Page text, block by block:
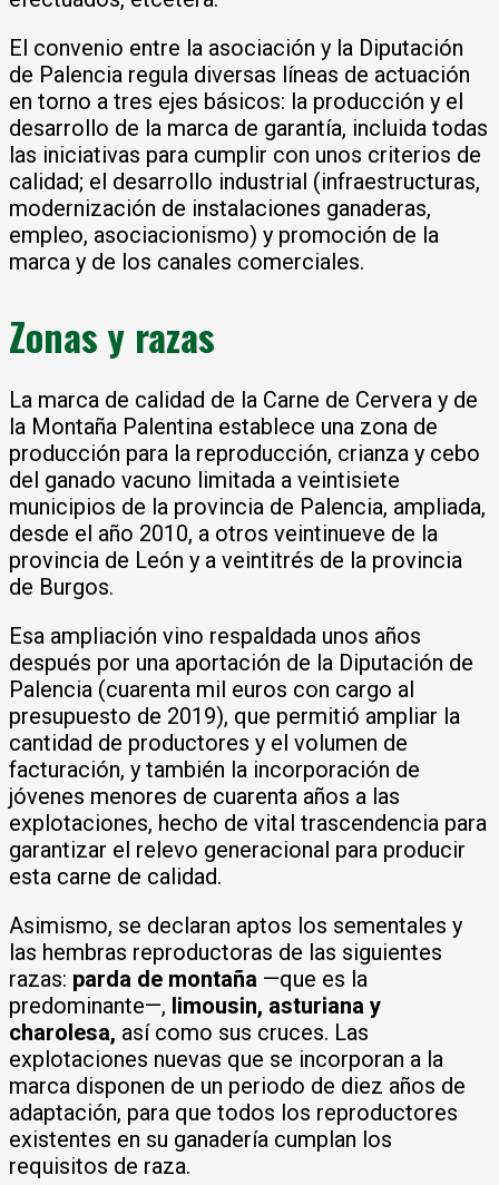
El convenio entre la asociación y la Diputación
de Palencia regula diversas líneas de actuación
en torno a tres ejes básicos: la producción y el
desarrollo de la marca de garantía, incluida todas
las iniciativas para cumplir con unos criterios de
calidad; el desarrollo industrial (infraestructuras,
modernización de instalaciones ganaderas,
empleo, asociacionismo) y promoción de la
marca y de los canales comerciales.
Zonas y razas
La marca de calidad de la Carne de Cervera y de
la Montaña Palentina establece una zona de
producción para la reproducción, crianza y cebo
del ganado vacuno limitada a veintisiete
municipios de la provincia de Palencia, ampliada,
desde el año 2010, a otros veintinueve de la
provincia de León y a veintitrés de la provincia
de Burgos.
Esa ampliación vino respaldada unos años
después por una aportación de la Diputación de
Palencia (cuarenta mil euros con cargo al
presupuesto de 2019), que permitió ampliar la
cantidad de productores y el volumen de
facturación, y también la incorporación de
jóvenes menores de cuarenta años a las
explotaciones, hecho de vital trascendencia para
garantizar el relevo generacional para producir
esta carne de calidad.
Asimismo, se declaran aptos los sementales y
las hembras reproductoras de las siguientes
razas: parda de montaña —que es la
predominante—, limousin, asturiana y
charolesa, así como sus cruces. Las
explotaciones nuevas que se incorporan a la
marca disponen de un periodo de diez años de
adaptación, para que todos los reproductores
existentes en su ganadería cumplan los
requisitos de raza.